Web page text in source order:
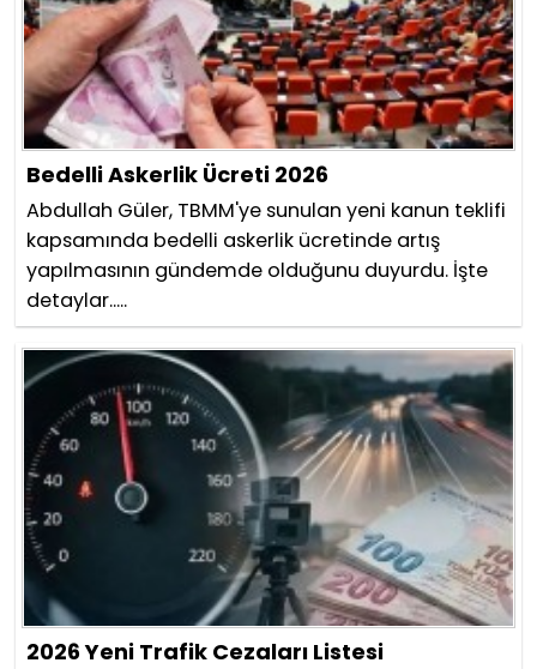
Bedelli Askerlik Ücreti 2026
Abdullah Güler, TBMM'ye sunulan yeni kanun teklifi
kapsamında bedelli askerlik ücretinde artış
yapılmasının gündemde olduğunu duyurdu. İşte
detaylar.....
2026 Yeni Trafik Cezaları Listesi